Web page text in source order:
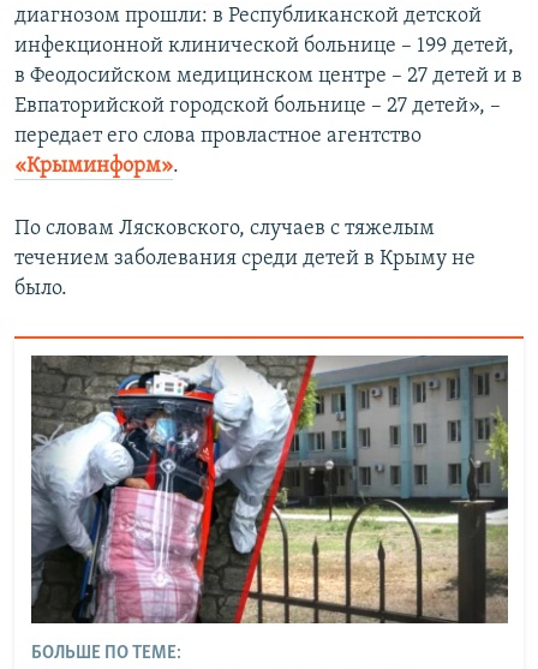
диагнозом прошли: в Республиканской детской
инфекционной клинической больнице – 199 детей,
в Феодосийском медицинском центре – 27 детей и в
Евпаторийской городской больнице – 27 детей», –
передает его слова провластное агентство
«Крыминформ».
По словам Лясковского, случаев с тяжелым
течением заболевания среди детей в Крыму не
было.
БОЛЬШЕ ПО ТЕМЕ: